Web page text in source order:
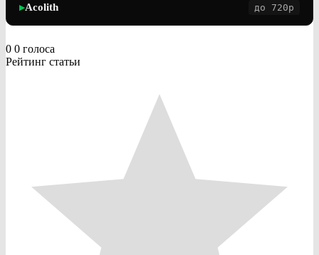
▶Acolith до 720p
0 0 голоса
Рейтинг статьи